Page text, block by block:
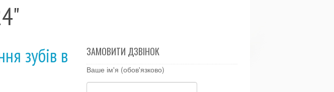
зубів в
ЗАМОВИТИ ДЗВІНОК
Ваше ім'я (обов'язково)